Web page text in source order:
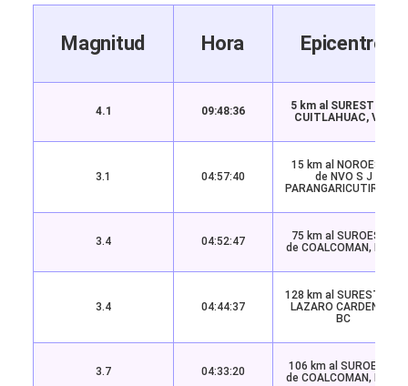
Magnitud Hora Epicentro
4.1 09:48:36
5 km al SURESTE de
CUITLAHUAC, VER
3.1 04:57:40
15 km al NOROESTE
de NVO S J
PARANGARICUTIRO, MI
3.4 04:52:47
75 km al SUROESTE
de COALCOMAN, MICH
3.4 04:44:37
128 km al SURESTE de
LAZARO CARDENAS,
BC
3.7 04:33:20
106 km al SUROESTE
de COALCOMAN, MICH